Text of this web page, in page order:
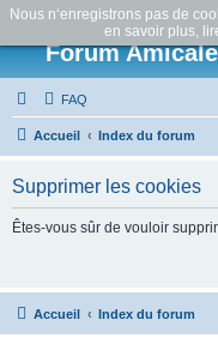
Nous n‘enregistrons pas de
en savoir plus,
Forum
FAQ
Accueil Index du forum
Supprimer les cookies
Êtes-vous sûr de vouloir
Accueil Index du forum